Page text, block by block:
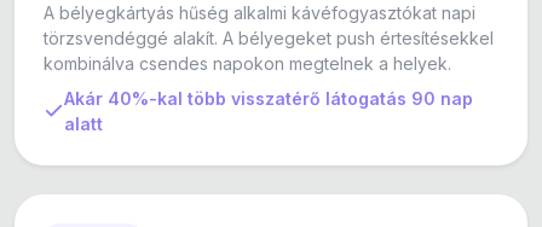
A bélyegkártyás hűség alkalmi kávéfogyasztókat napi
törzsvendéggé alakít. A bélyegeket push értesítésekkel
kombinálva csendes napokon megtelnek a helyek.
Akár 40%-kal több visszatérő látogatás 90 nap
alatt